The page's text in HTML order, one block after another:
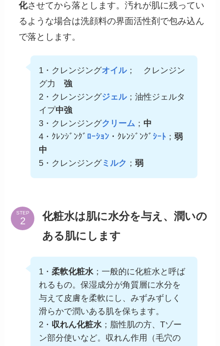
化させてから落とします。汚れが肌に残ってい
るような場合は洗顔料の界面活性剤で包み込ん
で落とします。
1・クレンジングオイル； クレンジン
グ力強
2・クレンジングジェル；油性ジェルタ
イプ中強
3・クレンジングクリーム ； 中
4・ｸﾚﾝｼﾞﾝｸﾞ ﾛｰｼｮﾝ ・ｸﾚﾝｼﾞﾝｸﾞ ｼｰﾄ ；弱
中
5・クレンジングミルク ；弱
STEP
化粧水は肌に水分を与え、潤いの
ある肌にします
1・柔軟化粧水 ；一般的に化粧水と呼ば
れるもの。保湿成分が角質層に水分を
与えて皮膚を柔軟にし、みずみずしく
滑らかで潤いある肌を保ちます。
2・ 収れん化粧水 ；脂性肌の方、Tゾー
ン部分使いなど。収れん作用（毛穴の